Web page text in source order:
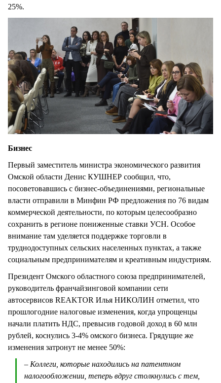
25%.
Бизнес
Первый заместитель министра экономического развития
Омской области Денис КУШНЕР сообщил, что,
посоветовавшись с бизнес-объединениями, региональные
власти отправили в Минфин РФ предложения по 76 видам
коммерческой деятельности, по которым целесообразно
сохранить в регионе пониженные ставки УСН. Особое
внимание там уделяется поддержке торговли в
труднодоступных сельских населенных пунктах, а также
социальным предпринимателям и креативным индустриям.
Президент Омского областного союза предпринимателей,
руководитель франчайзинговой компании сети
автосервисов REAKTOR Илья НИКОЛИН отметил, что
прошлогодние налоговые изменения, когда упрощенцы
начали платить НДС, превысив годовой доход в 60 млн
рублей, коснулись 3-4% омского бизнеса. Грядущие же
изменения затронут не менее 50%:
– Коллеги, которые находились на патентном
налогообложении, теперь вдруг столкнулись с тем,